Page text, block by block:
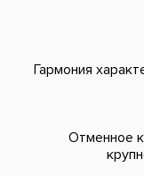
Гармония
Отменное